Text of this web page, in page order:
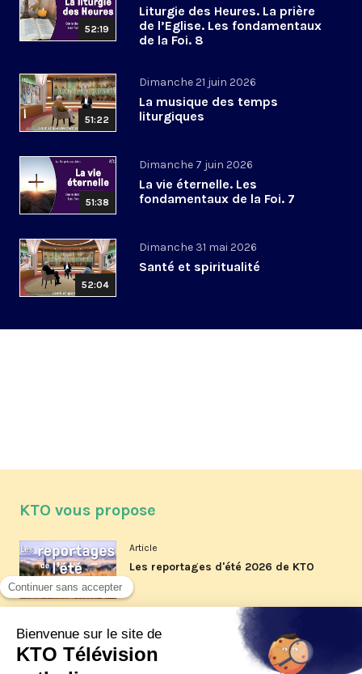
52:19
Liturgie des Heures. La prière
de l’Eglise. Les fondamentaux
de la Foi. 8
51:22
Dimanche 21 juin 2026
La musique des temps
liturgiques
51:38
Dimanche 7 juin 2026
La vie éternelle. Les
fondamentaux de la Foi. 7
52:04
Dimanche 31 mai 2026
Santé et spiritualité
KTO vous propose
Article
Les reportages d'été 2026 de KTO
La visite pastorale du pape Léon
XIV à Assise à suivre sur KTO le
jeudi 6 août